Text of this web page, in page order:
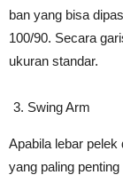
ban yang bisa
100/90. Secara
ukuran standar.
Swing Arm
Apabila lebar
yang paling